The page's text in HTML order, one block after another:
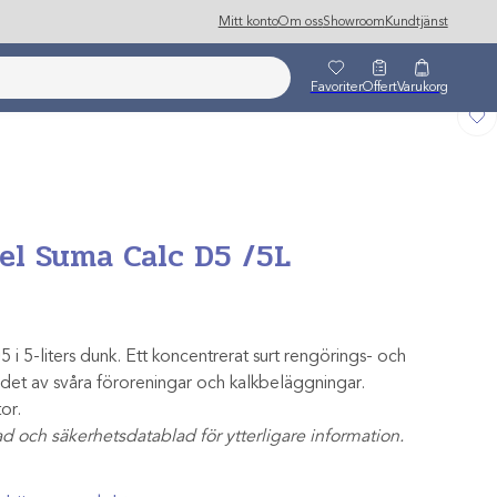
Mitt kontoOm ossShowroom Kundtjänst
FavoriterOffertVarukorg
Suma Calc D5 /5L
i 5-liters dunk. Ett koncentrerat surt rengörings- och
av svåra föroreningar och kalkbeläggningar.
och säkerhetsdatablad för ytterligare information.